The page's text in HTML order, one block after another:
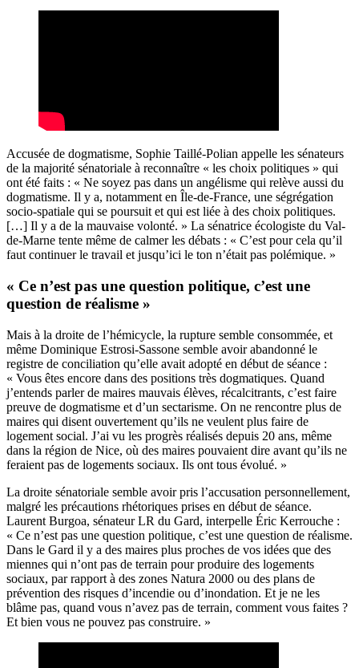
Accusée de dogmatisme, Sophie Taillé-Polian appelle les sénateurs
de la majorité sénatoriale à reconnaître « les choix politiques » qui
ont été faits : « Ne soyez pas dans un angélisme qui relève aussi du
dogmatisme. Il y a, notamment en Île-de-France, une ségrégation
socio-spatiale qui se poursuit et qui est liée à des choix politiques.
[…] Il y a de la mauvaise volonté. » La sénatrice écologiste du Val-
de-Marne tente même de calmer les débats : « C’est pour cela qu’il
faut continuer le travail et jusqu’ici le ton n’était pas polémique. »
« Ce n’est pas une question politique, c’est une
question de réalisme »
Mais à la droite de l’hémicycle, la rupture semble consommée, et
même Dominique Estrosi-Sassone semble avoir abandonné le
registre de conciliation qu’elle avait adopté en début de séance :
« Vous êtes encore dans des positions très dogmatiques. Quand
j’entends parler de maires mauvais élèves, récalcitrants, c’est faire
preuve de dogmatisme et d’un sectarisme. On ne rencontre plus de
maires qui disent ouvertement qu’ils ne veulent plus faire de
logement social. J’ai vu les progrès réalisés depuis 20 ans, même
dans la région de Nice, où des maires pouvaient dire avant qu’ils ne
feraient pas de logements sociaux. Ils ont tous évolué. »
La droite sénatoriale semble avoir pris l’accusation personnellement,
malgré les précautions rhétoriques prises en début de séance.
Laurent Burgoa, sénateur LR du Gard, interpelle Éric Kerrouche :
« Ce n’est pas une question politique, c’est une question de réalisme.
Dans le Gard il y a des maires plus proches de vos idées que des
miennes qui n’ont pas de terrain pour produire des logements
sociaux, par rapport à des zones Natura 2000 ou des plans de
prévention des risques d’incendie ou d’inondation. Et je ne les
blâme pas, quand vous n’avez pas de terrain, comment vous faites ?
Et bien vous ne pouvez pas construire. »